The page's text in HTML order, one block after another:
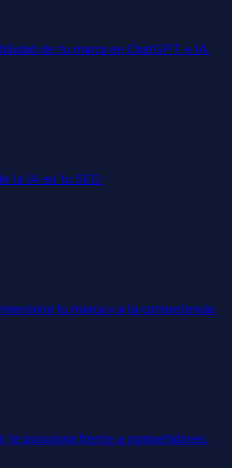
de tu marca en ChatGPT e IA.
la IA en tu SEO.
tu marca y a la competencia.
te posiciona frente a competidores.